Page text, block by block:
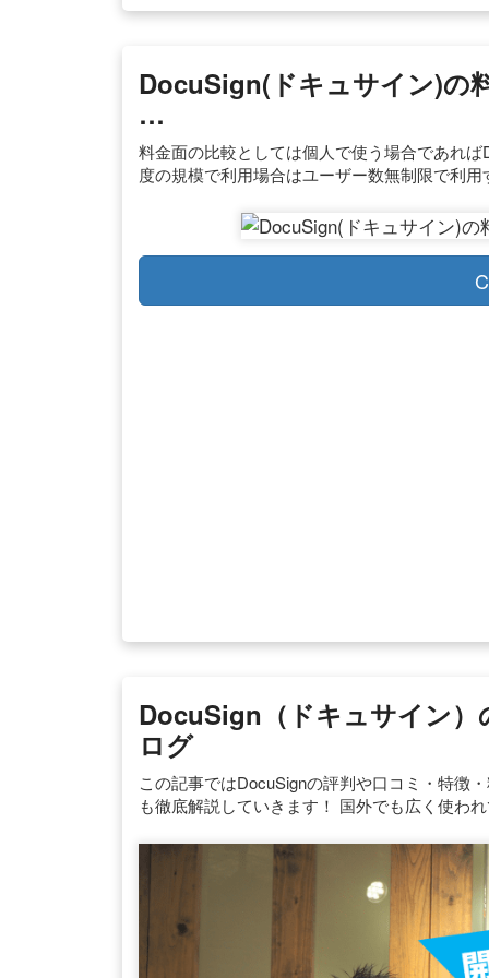
DocuSign(ドキュサイン)の
…
料金面の比較としては個人で使う場合であれ
度の規模で利用場合はユーザー数無制限で利
DocuSign（ドキュサイン）
ログ
この記事ではDocuSignの評判や口コミ・特徴
も徹底解説していきます！ 国外でも広く使わ